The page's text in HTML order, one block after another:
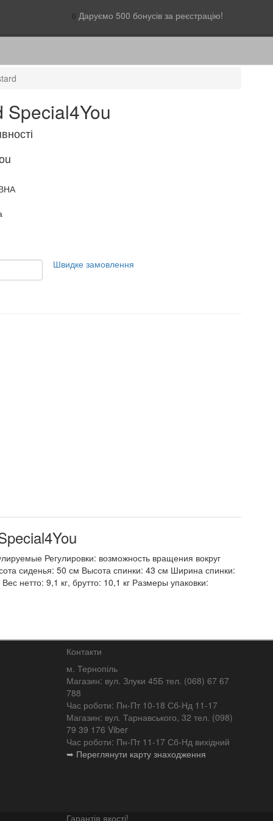
0 Даруємо 500 бонусів за реєстрацію!
Special4You
Швидке замовлення
Регулировки: возможность вращения вокруг
сиденья: 50 см Высота спинки: 43 см Ширина спинки:
нетто: 9,1 кг, брутто: 10,1 кг Размеры упаковки:
Контакти
м. Тернопіль
Магазин: вул. Злуки 45Б тел. (068) 67 67
788
Час роботи: Пн-Пт 10-18 Сб-Нд 11-17
Магазин: вул. Тарнавського, 32 тел. (098)
79 39 176 Viber
Час роботи: Пн-Пт 11-17 Сб-Нд вихідний
➥ Переглянути карту знаходження
Гарантія якості!